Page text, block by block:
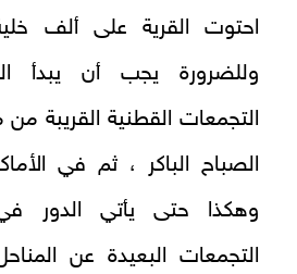
احتوت القرية على ألف
وللضرورة يجب أن يبدأ
التجمعات القطنية القريبة
الصباح الباكر ، ثم في
وهكذا حتى يأتي الدور
التجمعات البعيدة عن